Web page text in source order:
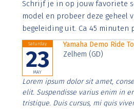
imperdiet. Nunc ut sem vitae
Schrijf je in op jouw favoriete
model en probeer deze
begeleiding uit. Ca 45 minuten
Saturday
23
MAY
Yamaha Demo Ride
Zelhem (GD)
Lorem ipsum dolor sit amet,
elit. Suspendisse varius enim in
tristique. Duis cursus, mi quis